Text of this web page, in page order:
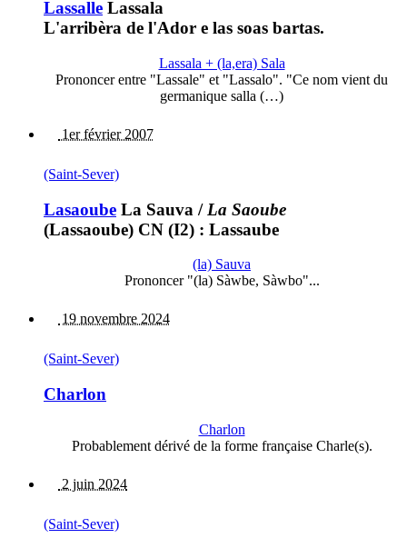
Lassalle Lassala
L'arribèra de l'Ador e las soas bartas.
Lassala + (la,era) Sala
Prononcer entre "Lassale" et "Lassalo". "Ce nom vient du
germanique salla (…)
1er février 2007
(Saint-Sever)
Lasaoube La Sauva / La Saoube
(Lassaoube) CN (I2) : Lassaube
(la) Sauva
Prononcer "(la) Sàwbe, Sàwbo"...
19 novembre 2024
(Saint-Sever)
Charlon
Charlon
Probablement dérivé de la forme française Charle(s).
2 juin 2024
(Saint-Sever)